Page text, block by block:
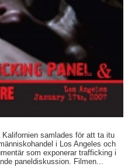
samlades för att ta itu
i Los Angeles och
som exponerar trafficking i
paneldiskussion. Filmen...